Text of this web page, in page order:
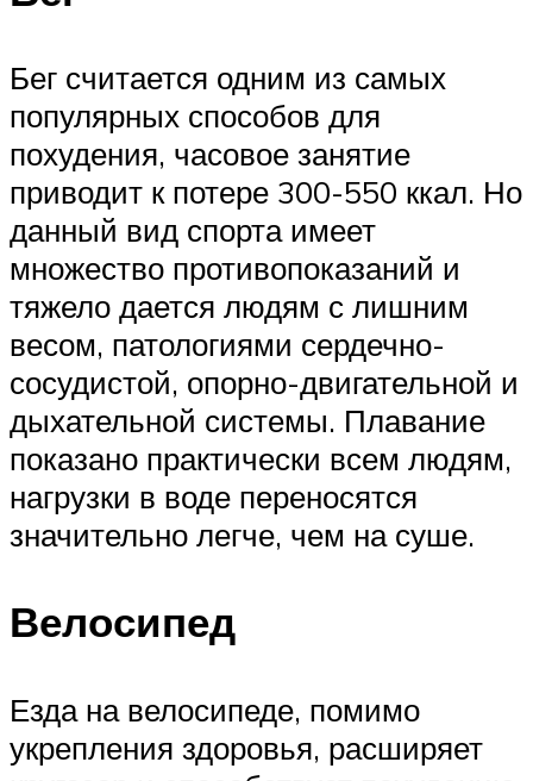
Бег считается одним из самых
популярных способов для
похудения, часовое занятие
приводит к потере 300-550 ккал. Но
данный вид спорта имеет
множество противопоказаний и
тяжело дается людям с лишним
весом, патологиями сердечно-
сосудистой, опорно-двигательной и
дыхательной системы. Плавание
показано практически всем людям,
нагрузки в воде переносятся
значительно легче, чем на суше.
Велосипед
Езда на велосипеде, помимо
укрепления здоровья, расширяет